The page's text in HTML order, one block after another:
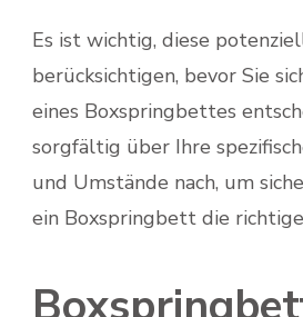
Es ist wichtig, diese
berücksichtigen, bevor Sie
eines Boxspringbettes
sorgfältig über Ihre
und Umstände nach, um
ein Boxspringbett die